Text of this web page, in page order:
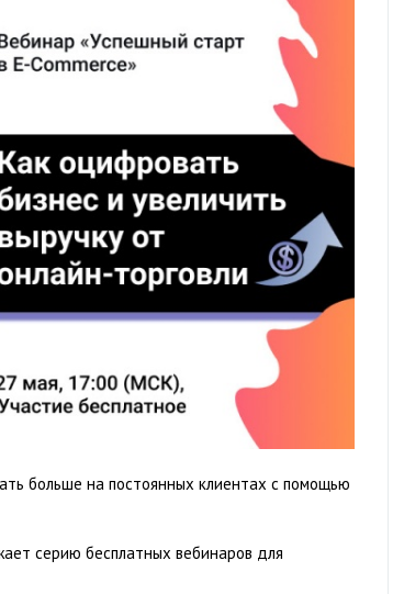
больше на постоянных клиентах с помощью
серию бесплатных вебинаров для